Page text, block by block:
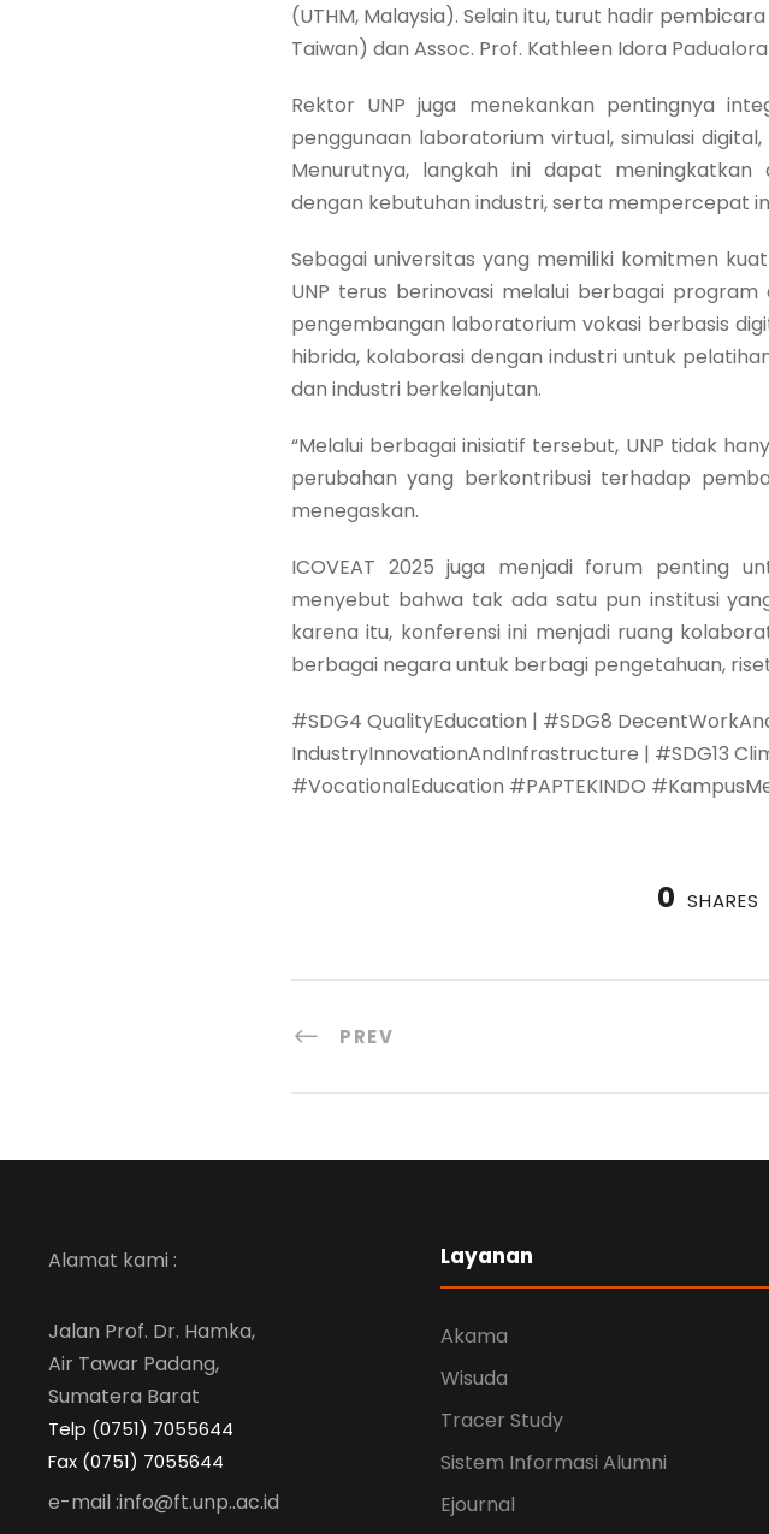
(UTHM, Malaysia). Selain itu, turut hadir
Taiwan) dan Assoc. Prof. Kathleen Idora
Rektor UNP juga menekankan pentingnya
penggunaan laboratorium virtual, simulasi
Menurutnya, langkah ini dapat meningkatkan
dengan kebutuhan industri, serta mempercepat
Sebagai universitas yang memiliki komitmen
UNP terus berinovasi melalui berbagai
pengembangan laboratorium vokasi berbasis
hibrida, kolaborasi dengan industri untuk
dan industri berkelanjutan.
“Melalui berbagai inisiatif tersebut, UNP tidak
perubahan yang berkontribusi terhadap
menegaskan.
ICOVEAT 2025 juga menjadi forum penting
menyebut bahwa tak ada satu pun institusi
karena itu, konferensi ini menjadi ruang
berbagai negara untuk berbagi pengetahuan,
#SDG4 QualityEducation | #SDG8
IndustryInnovationAndInfrastructure | #SDG13
#VocationalEducation #PAPTEKINDO
0 SHARES
PREV
Alamat kami :
Jalan Prof. Dr. Hamka,
Air Tawar Padang,
Sumatera Barat
Telp (0751) 7055644
Fax (0751) 7055644
e-mail :info@ft.unp..ac.id
Layanan
Akama
Wisuda
Tracer Study
Sistem Informasi Alumni
Ejournal